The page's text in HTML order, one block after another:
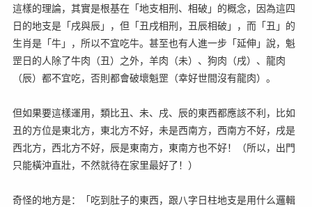
這樣的理論，其實是根基在「地支相刑、相破」的概念，因為這四
日的地支是「戌與辰」，但「丑戌相刑，丑辰相破」，而「丑」的
生肖是「牛」，所以不宜吃牛。甚至也有人進一步「延伸」說，魁
罡日的人除了牛肉（丑）之外，羊肉（未）、狗肉（戌）、龍肉
（辰）都不宜吃，否則都會破壞魁罡（幸好世間沒有龍肉）。
但如果要這樣運用，類比丑、未、戌、辰的東西都應該不利，比如
丑的方位是東北方，東北方不好，未是西南方，西南方不好，戌是
西北方，西北方不好，辰是東南方，東南方也不好！（所以，出門
只能橫沖直壯，不然就待在家里最好了！）
奇怪的地方是：「吃到肚子的東西，跟八字日柱地支是用什么邏輯